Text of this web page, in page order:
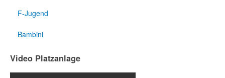
F-Jugend
Bambini
Video Platzanlage